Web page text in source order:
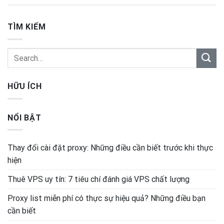
TÌM KIẾM
HỮU ÍCH
NỔI BẬT
Thay đổi cài đặt proxy: Những điều cần biết trước khi thực
hiện
Thuê VPS uy tín: 7 tiêu chí đánh giá VPS chất lượng
Proxy list miễn phí có thực sự hiệu quả? Những điều bạn
cần biết